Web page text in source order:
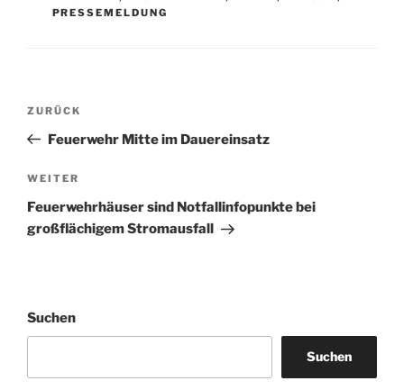
PRESSEMELDUNG
Beitragsnavigation
Vorheriger
Beitrag
ZURÜCK
Feuerwehr Mitte im Dauereinsatz
Nächster
Beitrag
WEITER
Feuerwehrhäuser sind Notfallinfopunkte bei
großflächigem Stromausfall
Suchen
Suchen